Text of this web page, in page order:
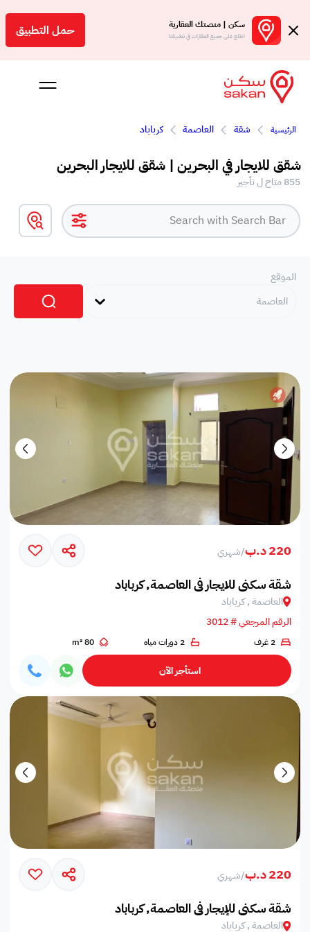
سكن | منصتك العقارية
اطلع على جميع العقارات في تطبيقنا حمل التطبيق
الرئيسية شقة العاصمة كرباباد
شقق للايجار في البحرين | شقق للايجار البحرين
855 متاح ل تأجير
الموقع
العاصمة
220 د.ب /شهري
شقة سكني للايجار في العاصمة, كرباباد
العاصمة , كرباباد
الرقم المرجعي # 3012
2 غرف 2 دورات مياه 80 m²
استأجر الآن
220 د.ب /شهري
شقة سكني للإيجار في العاصمة, كرباباد
العاصمة , كرباباد